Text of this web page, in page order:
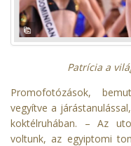
Patrícia a
Promofotózások,
vegyítve a
koktélruhában. – Az
voltunk, az egyiptomi